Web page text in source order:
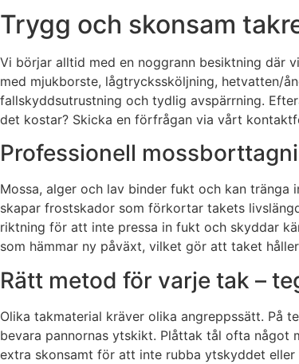
Trygg och skonsam
Vi börjar alltid med en noggrann besiktning där
med mjukborste, lågtryckssköljning, hetvatten/
fallskyddsutrustning och tydlig avspärrning.
det kostar? Skicka en förfrågan via vårt
Professionell
Mossa, alger och lav binder fukt och kan tränga
skapar frostskador som förkortar takets
riktning för att inte pressa in fukt och skyddar
som hämmar ny påväxt, vilket gör att taket
Rätt metod för varje tak –
Olika takmaterial kräver olika angreppssätt. På
bevara pannornas ytskikt. Plåttak tål ofta något
extra skonsamt för att inte rubba ytskyddet